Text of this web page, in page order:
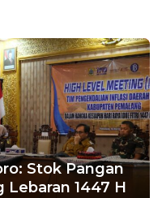
Stok Pangan
Lebaran 1447 H